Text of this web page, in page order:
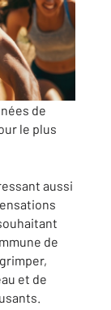
de
le plus
aussi
de
et de